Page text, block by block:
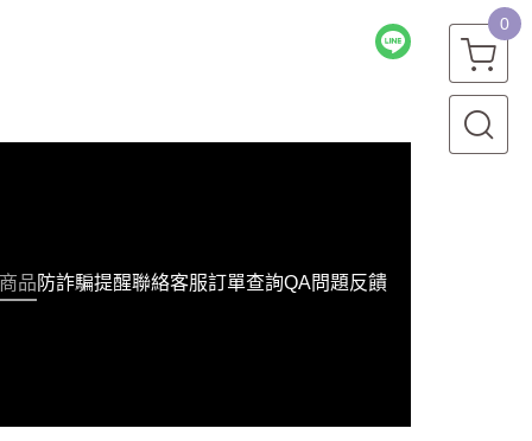
0
品 防詐騙提醒聯絡客服訂單查詢QA問題反饋